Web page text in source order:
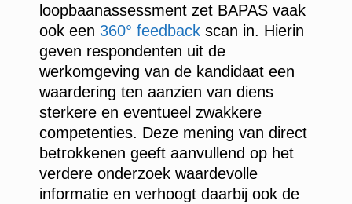
loopbaanassessment zet BAPAS vaak
ook een 360° feedback scan in. Hierin
geven respondenten uit de
werkomgeving van de kandidaat een
waardering ten aanzien van diens
sterkere en eventueel zwakkere
competenties. Deze mening van direct
betrokkenen geeft aanvullend op het
verdere onderzoek waardevolle
informatie en verhoogt daarbij ook de